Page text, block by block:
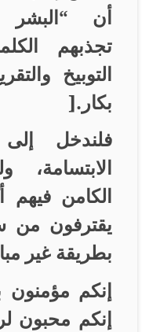
أن “البشر
تجذبهم
التوبيخ
بكار ].
فلندخل
الابتسامة،
الكامن فيهم
يقترفون من
بطريقة غير
إنكم مؤمنون
إنكم محبون